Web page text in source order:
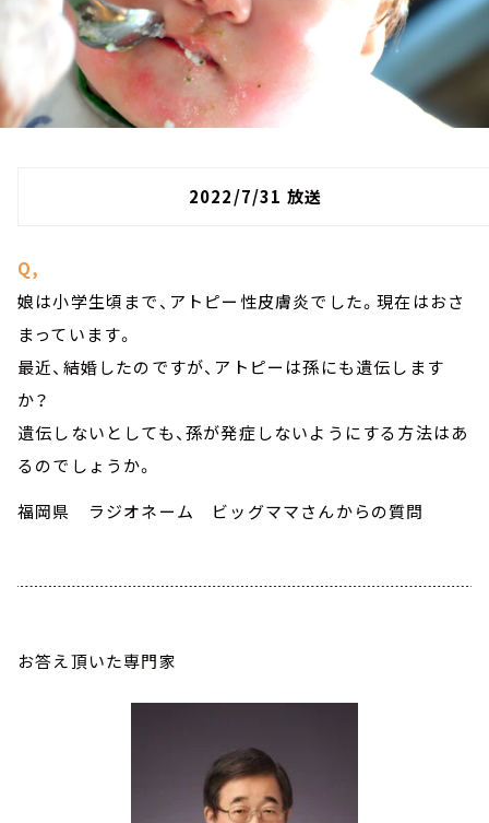
2022/7/31 放送
Q,
娘は小学生頃まで、アトピー性皮膚炎でした。現在はおさ
まっています。
最近、結婚したのですが、アトピーは孫にも遺伝します
か？
遺伝しないとしても、孫が発症しないようにする方法はあ
るのでしょうか。
福岡県 ラジオネーム ビッグママさんからの質問
お答え頂いた専門家